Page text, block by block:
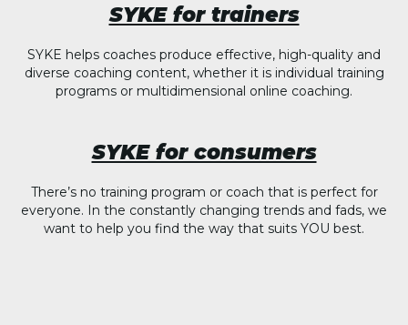
SYKE for trainers
SYKE helps coaches produce effective, high-quality and
diverse coaching content, whether it is individual training
programs or multidimensional online coaching.
SYKE for consumers
There’s no training program or coach that is perfect for
everyone. In the constantly changing trends and fads, we
want to help you find the way that suits YOU best.